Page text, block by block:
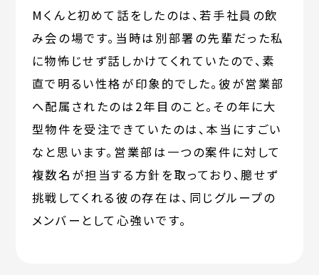
Mくんと初めて話をしたのは、若手社員の飲
み会の場です。当時は別部署の先輩だった私
に物怖じせず話しかけてくれていたので、素
直で明るい性格が印象的でした。彼が営業部
へ配属されたのは2年目のこと。その年に大
型物件を受注できていたのは、本当にすごい
なと思います。営業部は一つの案件に対して
複数名が担当する方針を取っており、臆せず
挑戦してくれる彼の存在は、同じグループの
メンバーとして心強いです。